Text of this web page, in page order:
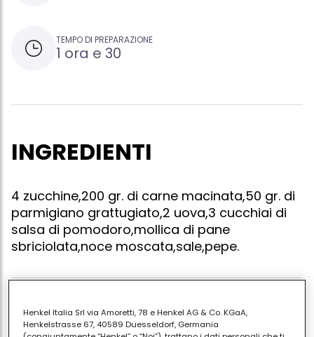
TEMPO DI PREPARAZIONE
1 ora e 30
INGREDIENTI
4 zucchine,200 gr. di carne macinata,50 gr. di
parmigiano grattugiato,2 uova,3 cucchiai di
salsa di pomodoro,mollica di pane
sbriciolata,noce moscata,sale,pepe.
In una terrina impastare la carne con il formaggio, le
uova, un pizzico di noce moscata, la mollica
Henkel Italia Srl via Amoretti, 78 e Henkel AG & Co. KGaA,
Henkelstrasse 67, 40589 Duesseldorf, Germania